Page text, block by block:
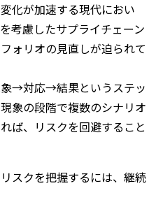
化が加速する現代におい
考慮したサプライチェーン
ォリオの見直しが迫られて
→対応→結果というステッ
象の段階で複数のシナリオ
ば、リスクを回避すること
スクを把握するには、継続